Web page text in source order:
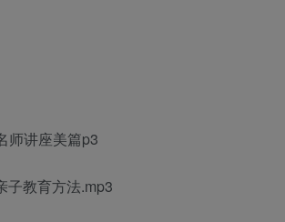
师讲座美篇p3
子教育方法.mp3